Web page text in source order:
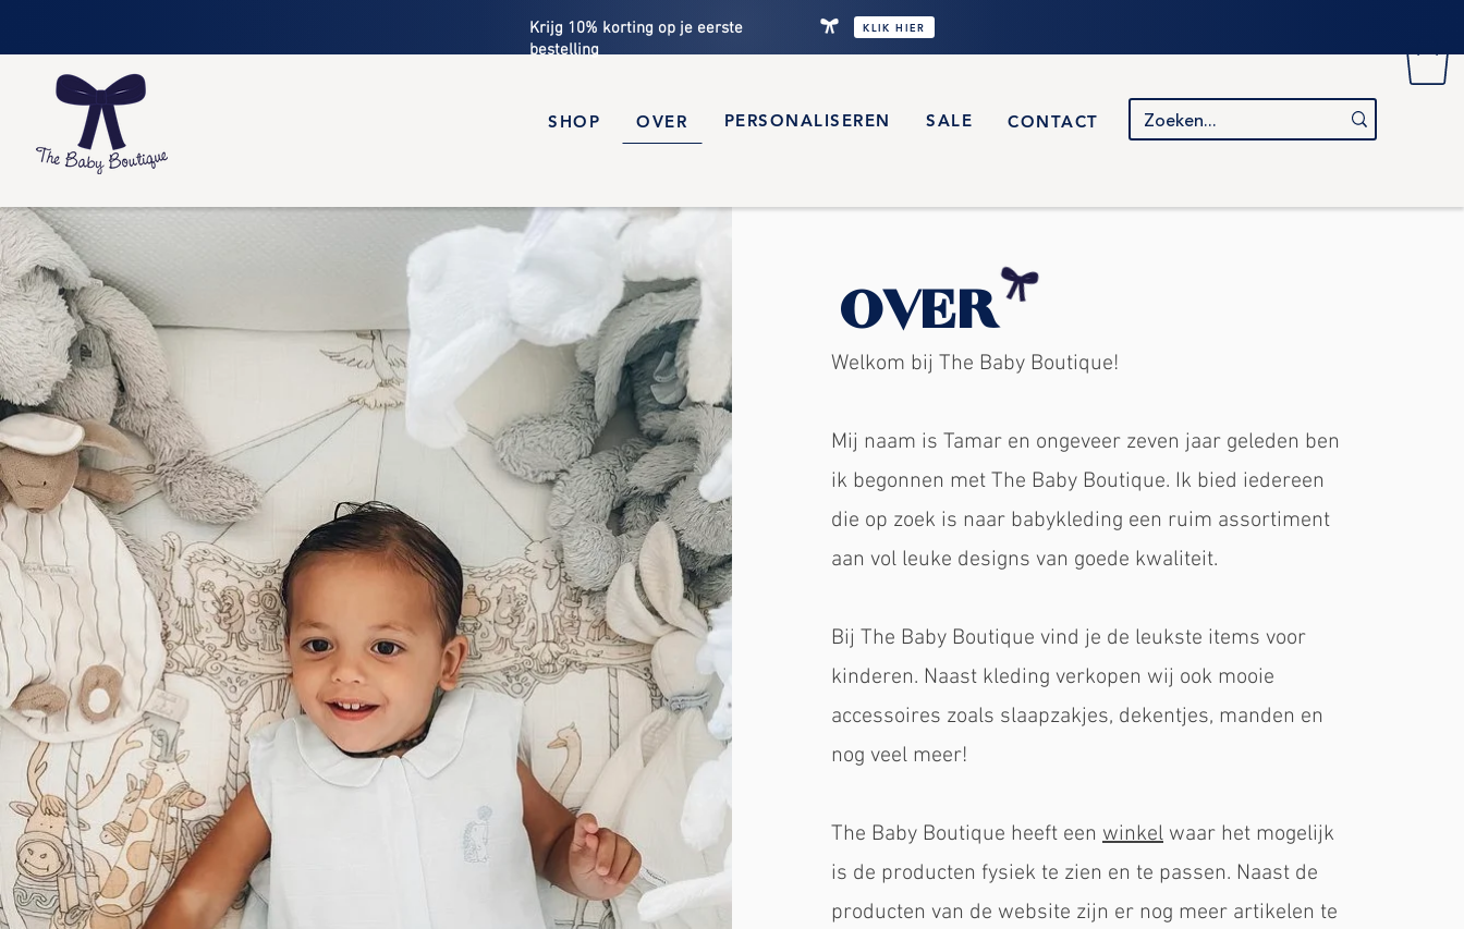
Krijg 10% korting op je eerste
bestelling
KLIK HIER
SHOP OVER PERSONALISEREN SALE CONTACT
OVER
Welkom bij The Baby Boutique!
Mij naam is Tamar en ongeveer zeven jaar geleden ben
ik begonnen met The Baby Boutique. Ik bied iedereen
die op zoek is naar babykleding een ruim assortiment
aan vol leuke designs van goede kwaliteit.
Bij The Baby Boutique vind je de leukste items voor
kinderen. Naast kleding verkopen wij ook mooie
accessoires zoals slaapzakjes, dekentjes, manden en
nog veel meer!
The Baby Boutique heeft een winkel waar het mogelijk
is de producten fysiek te zien en te passen. Naast de
producten van de website zijn er nog meer artikelen te